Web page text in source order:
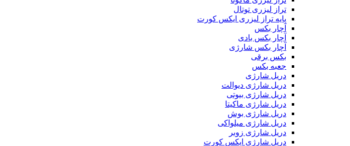
تراز لیزری توتال
پایه تراز لیزری ایکس کورت
آچار بکس
آچار بکس بادی
آچار بکس شارژی
بکس برقی
جعبه بکس
دریل شارژی
دریل شارژی دیوالت
دریل شارژی بیوتی
دریل شارژی ماکیتا
دریل شارژی بوش
دریل شارژی میلواکی
دریل شارژی زوبر
دریل شارژی ایکس کورت